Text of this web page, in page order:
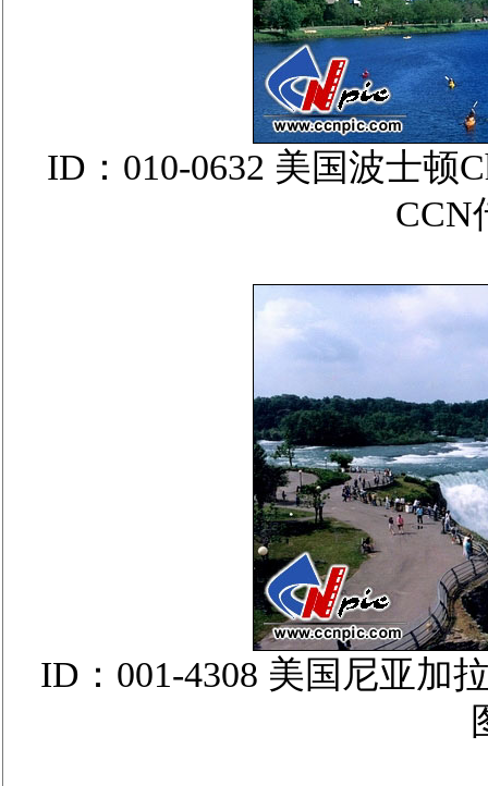
ID：010-0632 美国波士
CCN
ID：001-4308 美国尼亚